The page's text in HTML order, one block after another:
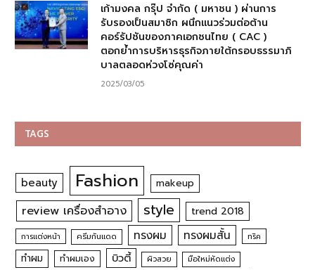
เก้ามงคล กรุ๊ป จำกัด ( มหาชน ) ผ่านการ
รับรองเป็นสมาชิก ผนึกแนวร่วมต่อต้าน
คอร์รัปชันของภาคเอกชนไทย ( CAC )
ตอกย้ำการบริหารธุรกิจภายใต้กรอบธรรมาภิ
บาลตลอดห่วงโซ่คุณค่า
2025/03/05
TAGS
beauty Fashion makeup
review เครื่องสำอาง style trend 2018
การแต่งหน้า ครีมกันแดด ทรงผม ทรงผมสั้น ทริค
ทำผม ทำผมเอง บิวตี้ ผิวสวย มือใหม่หัดแต่ง